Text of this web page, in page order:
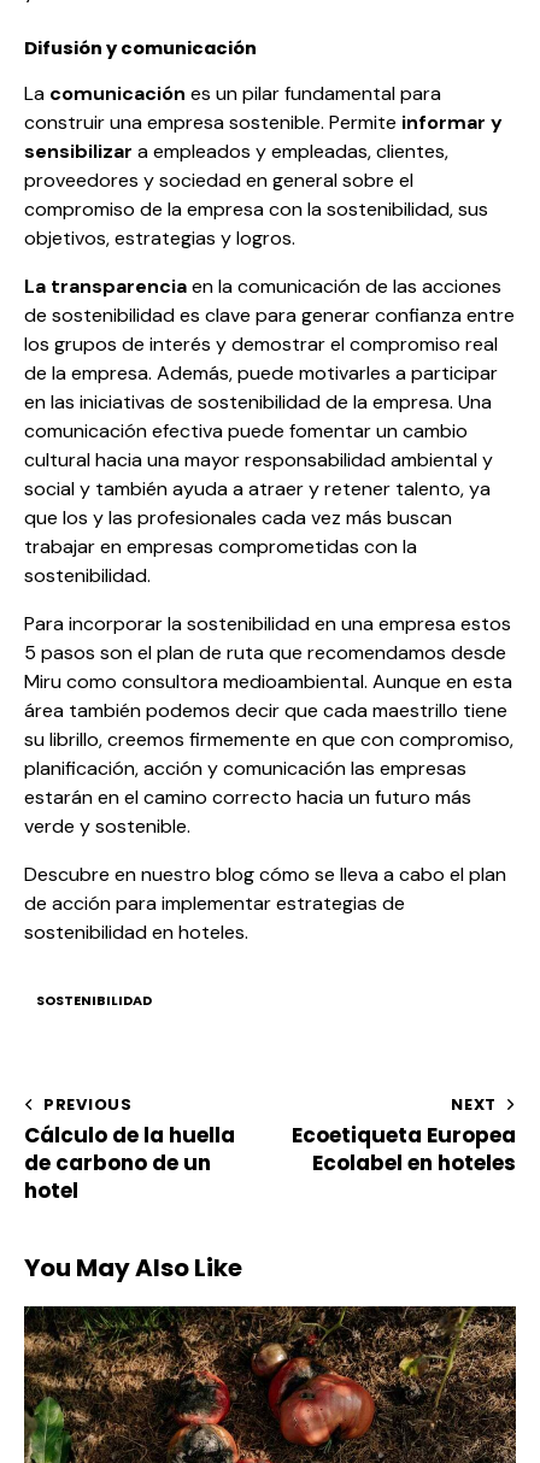
Difusión y comunicación
La comunicación es un pilar fundamental para
construir una empresa sostenible. Permite informar y
sensibilizar a empleados y empleadas, clientes,
proveedores y sociedad en general sobre el
compromiso de la empresa con la sostenibilidad, sus
objetivos, estrategias y logros.
La transparenciaen la comunicación de las acciones
de sostenibilidades clave para generar confianza entre
los grupos de interés y demostrar el compromiso real
de la empresa. Además, puede motivarles a participar
en las iniciativas de sostenibilidad de la empresa. Una
comunicación efectiva puede fomentar un cambio
cultural hacia una mayor responsabilidad ambiental y
social y también ayuda a atraer y retener talento, ya
que los y las profesionales cada vez más buscan
trabajar en empresas comprometidas con la
sostenibilidad.
Para incorporar la sostenibilidad en una empresa estos
5 pasos son el plan de ruta que recomendamos desde
Miru como consultora medioambiental. Aunque en esta
área también podemos decir que cada maestrillo tiene
su librillo, creemos firmemente en que con compromiso,
planificación, acción y comunicación las empresas
estarán en el camino correcto hacia un futuro más
verde y sostenible.
Descubre en nuestro blog cómo se lleva a cabo elplan
de acción para implementar estrategias de
sostenibilidad en hoteles.
SOSTENIBILIDAD
PREVIOUS
Cálculo de la huella
de carbono de un
hotel
NEXT
Ecoetiqueta Europea
Ecolabel en hoteles
You May Also Like